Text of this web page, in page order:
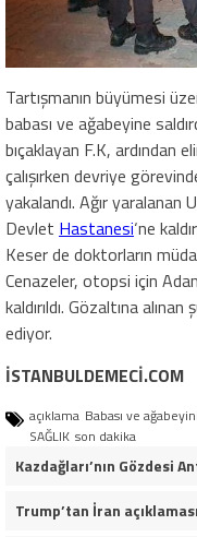
Tartışmanın büyümesi
babası ve ağabeyine
bıçaklayan F.K, ardından
çalışırken devriye
yakalandı. Ağır
Devlet Hastanesi‘ne
Keser de doktorların
Cenazeler, otopsi için
kaldırıldı. Gözaltına
ediyor.
İSTANBULDEMECİ.COM
açıklama Babası ve
SAĞLIK son dakika